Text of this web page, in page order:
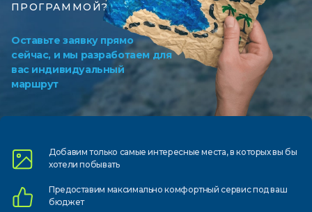
ПРОГРАММОЙ?
Оставьте заявку прямо
сейчас, и мы разработаем для
вас индивидуальный
маршрут
Добавим только самыеинтересные места, в которыхвы бы
хотели побывать
Предоставим максимально комфортныйсервис под ваш
бюджет